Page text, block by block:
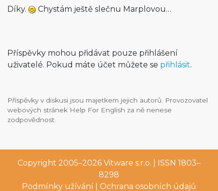
Díky. Chystám ještě slečnu Marplovou…
Příspěvky mohou přidávat pouze přihlášení
uživatelé. Pokud máte účet můžete se přihlásit.
Příspěvky v diskusi jsou majetkem jejich autorů. Provozovatel
webových stránek Help For English za ně nenese
zodpovědnost.
Copyright 2005–2026 Vitware s.r.o. | ISSN 1803–
8298
Podmínky užívání
Ochrana osobních údajů